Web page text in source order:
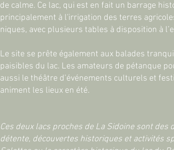
de calme. Ce lac, qui est en fait un barrage
principalement à l'irrigation des terres
niques, avec plusieurs tables à disposition à
Le site se prête également aux balades
paisibles du lac. Les amateurs de pétanque
aussi le théâtre d’événements culturels et
animent les lieux en été.
Ces deux lacs proches de La Sidoine sont
détente, découvertes historiques et activités